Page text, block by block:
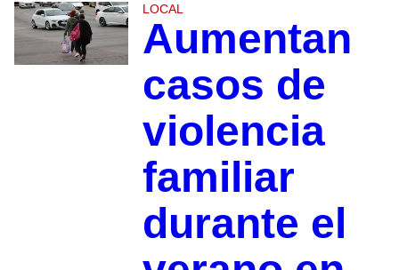
LOCAL
Aumentan
casos de
violencia
familiar
durante el